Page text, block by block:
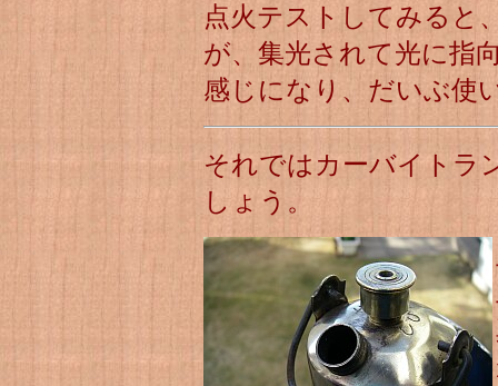
点火テストしてみると
が、集光されて光に指
感じになり、だいぶ使
それではカーバイトラ
しょう。